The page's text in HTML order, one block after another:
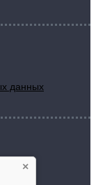
данных
×